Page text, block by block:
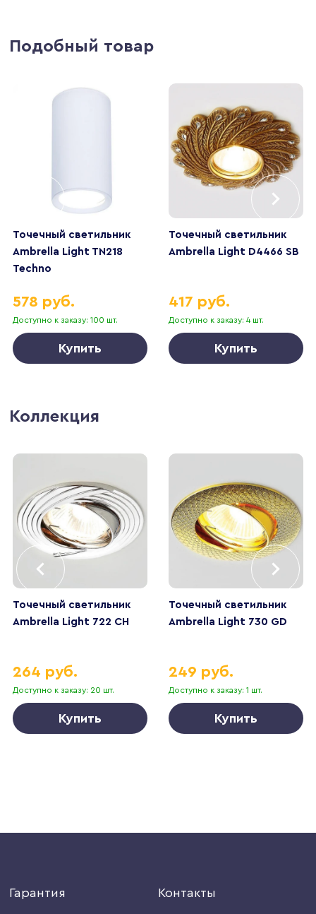
Подобный товар
Точечный светильник
Ambrella Light TN218
Techno
Доступно к заказу: 100 шт.
578 руб.
Купить
Точечный светильник
Ambrella Light D4466 SB
Доступно к заказу: 4 шт.
417 руб.
Купить
Коллекция
Точечный светильник
Ambrella Light 722 CH
Доступно к заказу: 20 шт.
264 руб.
Купить
Точечный светильник
Ambrella Light 730 GD
Доступно к заказу: 1 шт.
249 руб.
Купить
Гарантия Контакты